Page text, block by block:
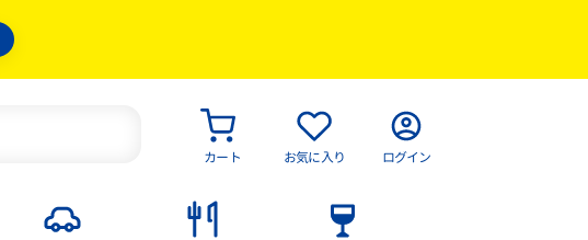
カート お気に入り ログイン